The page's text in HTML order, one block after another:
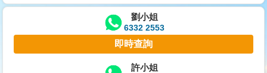
交
業
主
劉小姐
6332 2553
即時查詢
許小姐